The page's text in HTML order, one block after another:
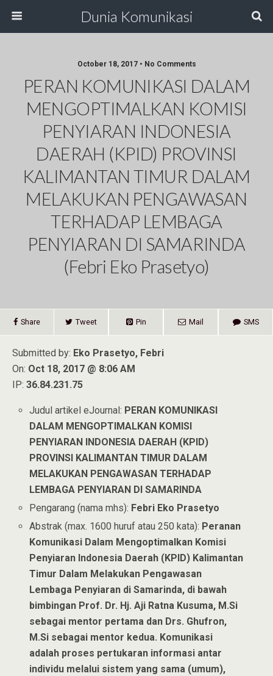
Dunia Komunikasi
October 18, 2017 • No Comments
PERAN KOMUNIKASI DALAM
MENGOPTIMALKAN KOMISI
PENYIARAN INDONESIA
DAERAH (KPID) PROVINSI
KALIMANTAN TIMUR DALAM
MELAKUKAN PENGAWASAN
TERHADAP LEMBAGA
PENYIARAN DI SAMARINDA
(Febri Eko Prasetyo)
Share Tweet Pin Mail SMS
Submitted by: Eko Prasetyo, Febri
On: Oct 18, 2017 @ 8:06 AM
IP: 36.84.231.75
Judul artikel eJournal: PERAN KOMUNIKASI
DALAM MENGOPTIMALKAN KOMISI
PENYIARAN INDONESIA DAERAH (KPID)
PROVINSI KALIMANTAN TIMUR DALAM
MELAKUKAN PENGAWASAN TERHADAP
LEMBAGA PENYIARAN DI SAMARINDA
Pengarang (nama mhs): Febri Eko Prasetyo
Abstrak (max. 1600 huruf atau 250 kata): Peranan
Komunikasi Dalam Mengoptimalkan Komisi
Penyiaran Indonesia Daerah (KPID) Kalimantan
Timur Dalam Melakukan Pengawasan
Lembaga Penyiaran di Samarinda, di bawah
bimbingan Prof. Dr. Hj. Aji Ratna Kusuma, M.Si
sebagai mentor pertama dan Drs. Ghufron,
M.Si sebagai mentor kedua. Komunikasi
adalah proses pertukaran informasi antar
individu melalui sistem yang sama (umum),